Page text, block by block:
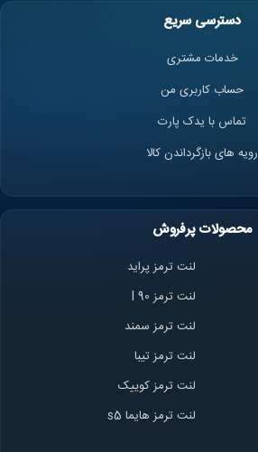
دسترسی سریع
خدمات مشتری
حساب کاربری من
تماس با یدک پارت
رویه های بازگرداندن کالا
محصولات پرفروش
لنت ترمز پراید
لنت ترمز l 90
لنت ترمز سمند
لنت ترمز تیبا
لنت ترمز کوییک
لنت ترمز هایما s5